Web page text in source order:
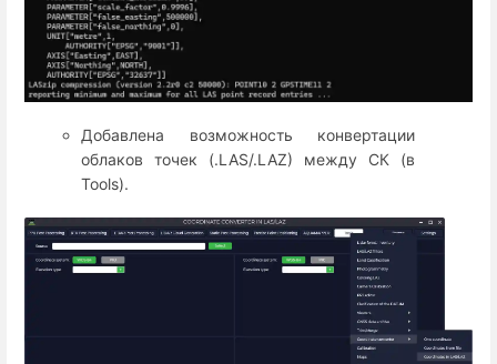
Добавлена возможность конвертации
облаков точек (.LAS/.LAZ) между СК (в
Tools).